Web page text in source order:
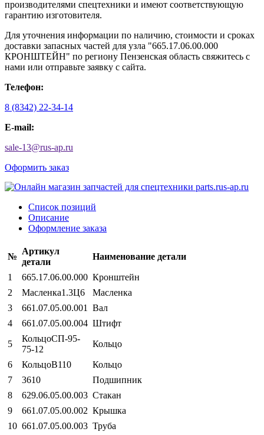
производителями спецтехники и имеют соответствующую
гарантию изготовителя.
Для уточнения информации по наличию, стоимости и сроках
доставки запасных частей для узла "665.17.06.00.000
КРОНШТЕЙН" по региону Пензенская область свяжитесь с
нами или отправьте заявку с сайта.
Телефон:
8 (8342) 22-34-14
E-mail:
sale-13@rus-ap.ru
Оформить заказ
Список позиций
Описание
Оформление заказа
№
Артикул
детали
Наименование детали
1 665.17.06.00.000 Кронштейн
2
Масленка1.3Ц6
Масленка
3
661.07.05.00.001
Вал
4
661.07.05.00.004 Штифт
5
КольцоСП-95-
75-12
Кольцо
6 КольцоВ110
Кольцо
7
3610
Подшипник
8
629.06.05.00.003 Стакан
9
661.07.05.00.002 Крышка
10 661.07.05.00.003 Труба